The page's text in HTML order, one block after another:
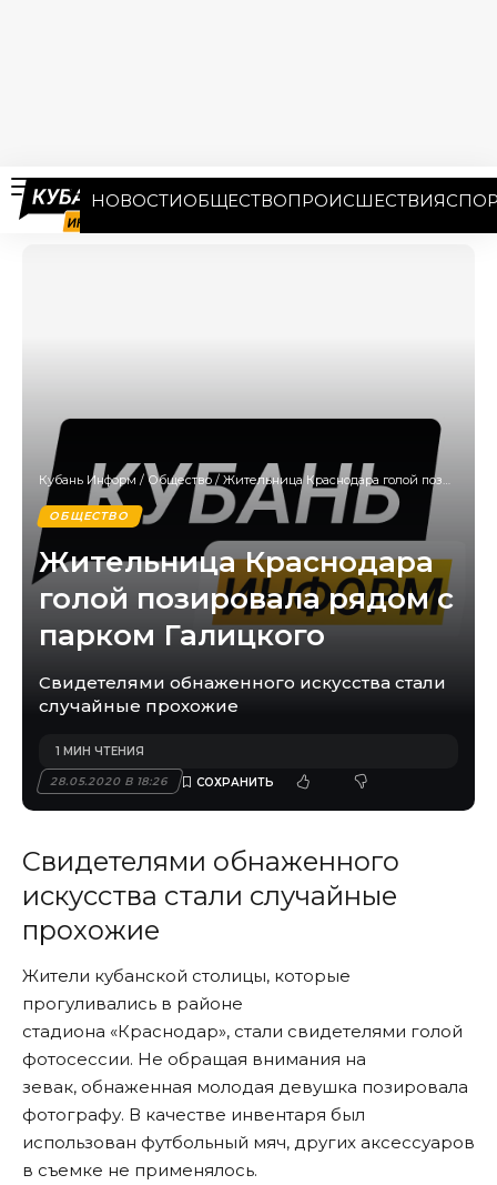
НОВОСТИОБЩЕСТВОПРОИСШЕСТВИЯ
Кубань Информ /Общество / Жительница Краснодара голой позировала рядом с парком Галицкого
ОБЩЕСТВО
Жительница Краснодара
голой позировала рядом с
парком Галицкого
Свидетелями обнаженного искусства стали
случайные прохожие
28.05.2020 В 18:26
1 МИН ЧТЕНИЯ
Свидетелями обнаженного
искусства стали случайные
прохожие
Жители кубанской столицы, которые
прогуливались в районе
стадиона «Краснодар», стали свидетелями голой
фотосессии. Не обращая внимания на
зевак, обнаженная молодая девушка позировала
фотографу. В качестве инвентаря был
использован футбольный мяч, других аксессуаров
в съемке не применялось.